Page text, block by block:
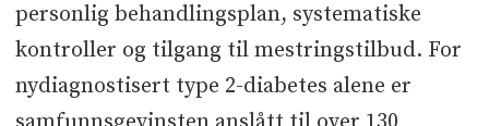
personlig behandlingsplan, systematiske
kontroller og tilgang til mestringstilbud. For
nydiagnostisert type 2-diabetes alene er